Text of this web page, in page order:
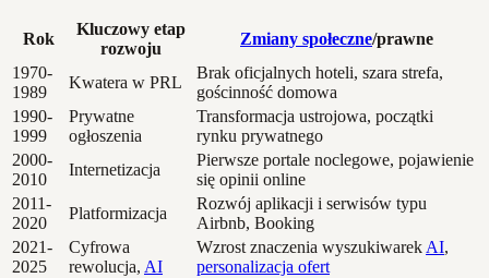
Rok
Kluczowy etap
rozwoju
Zmiany społeczne/prawne
1970-
1989
Kwatera w PRL
Brak oficjalnych hoteli, szara strefa,
gościnność domowa
1990-
1999
Prywatne
ogłoszenia
Transformacja ustrojowa, początki
rynku prywatnego
2000-
2010
Internetizacja
Pierwsze portale noclegowe, pojawienie
się opinii online
2011-
2020
Platformizacja
Rozwój aplikacji i serwisów typu
Airbnb, Booking
2021-
2025
Cyfrowa
rewolucja, AI
Wzrost znaczenia wyszukiwarek AI,
personalizacja ofert